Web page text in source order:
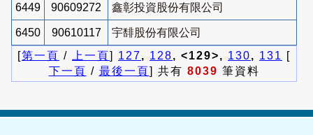
6449 90609272 鑫彰投資股份有限公司
6450 90610117
宇馡股份有限公司
[第一頁 / 上一頁] 127, 128, <129>, 130, 131
[
下一頁 / 最後一頁] 共有 8039 筆資料